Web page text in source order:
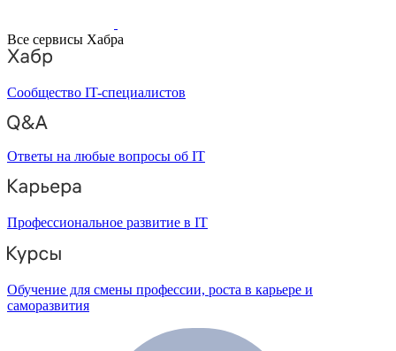
Все сервисы Хабра
Сообщество IT-специалистов
Ответы на любые вопросы об IT
Профессиональное развитие в IT
Обучение для смены профессии, роста в карьере и
саморазвития